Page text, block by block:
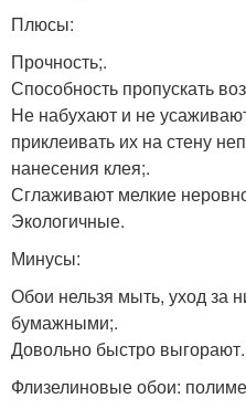
Плюсы:
Прочность;.
Способность пропускать
Не набухают и не
приклеивать их на стену
нанесения клея;.
Сглаживают мелкие
Экологичные.
Минусы:
Обои нельзя мыть, уход за
бумажными;.
Довольно быстро выгорают.
Флизелиновые обои: